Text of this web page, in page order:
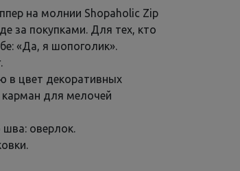
на молнии Shopaholic Zip
за покупками. Для тех, кто
«Да, я шопоголик».
в цвет декоративных
карман для мелочей
шва: оверлок.